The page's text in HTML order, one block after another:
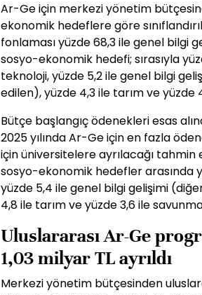
Ar-Ge için merkezi yönetim
ekonomik hedeflere göre
fonlaması yüzde 68,3 ile genel bilgi
sosyo-ekonomik hedefi; sırasıyla
teknoloji, yüzde 5,2 ile genel bilgi
edilen), yüzde 4,3 ile tarım ve
Bütçe başlangıç ödenekleri esas
2025 yılında Ar-Ge için en fazla
için üniversitelere ayrılacağı
sosyo-ekonomik hedefler arasında
yüzde 5,4 ile genel bilgi gelişimi
4,8 ile tarım ve yüzde 3,6 ile
Uluslararası Ar-Ge
1,03 milyar TL ayrıldı
Merkezi yönetim bütçesinden